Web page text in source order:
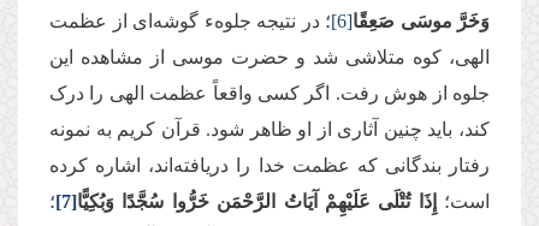
وَخَرَّ موسَى صَعِقًا[6]؛ در نتیجه جلوهء گوشه‌ای از عظمت
الهی، کوه متلاشی شد و حضرت موسی از مشاهده این
جلوه از ‌هوش رفت. اگر کسی واقعاً عظمت الهی را درک
کند، باید چنین آثاری از او ظاهر شود. قرآن كریم به نمونه
رفتار بندگانی كه عظمت خدا را دریافته‌اند، اشاره كرده
است؛
إِذَا تُتْلَى عَلَیْهِمْ آیَاتُ الرَّحْمَن خَرُّوا سُجَّدًا وَبُكِیًّا[7]؛